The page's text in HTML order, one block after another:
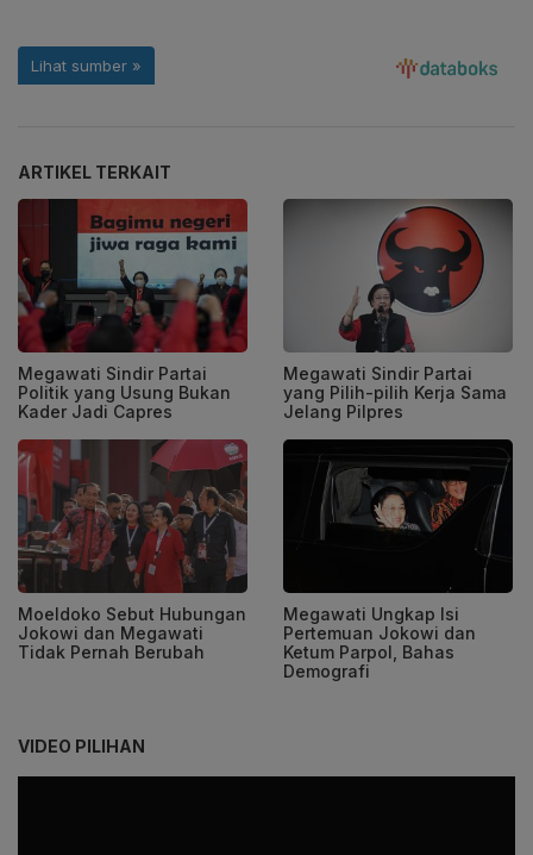
ARTIKEL TERKAIT
Megawati Sindir Partai
Politik yang Usung Bukan
Kader Jadi Capres
Megawati Sindir Partai
yang Pilih-pilih Kerja Sama
Jelang Pilpres
Moeldoko Sebut Hubungan
Jokowi dan Megawati
Tidak Pernah Berubah
Megawati Ungkap Isi
Pertemuan Jokowi dan
Ketum Parpol, Bahas
Demografi
VIDEO PILIHAN